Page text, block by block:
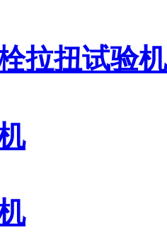
拉扭试验机